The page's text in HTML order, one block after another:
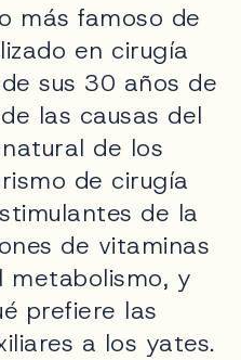
más famoso de
en cirugía
sus 30 años de
las causas del
de los
de cirugía
de la
de vitaminas
metabolismo, y
prefiere las
a los yates.